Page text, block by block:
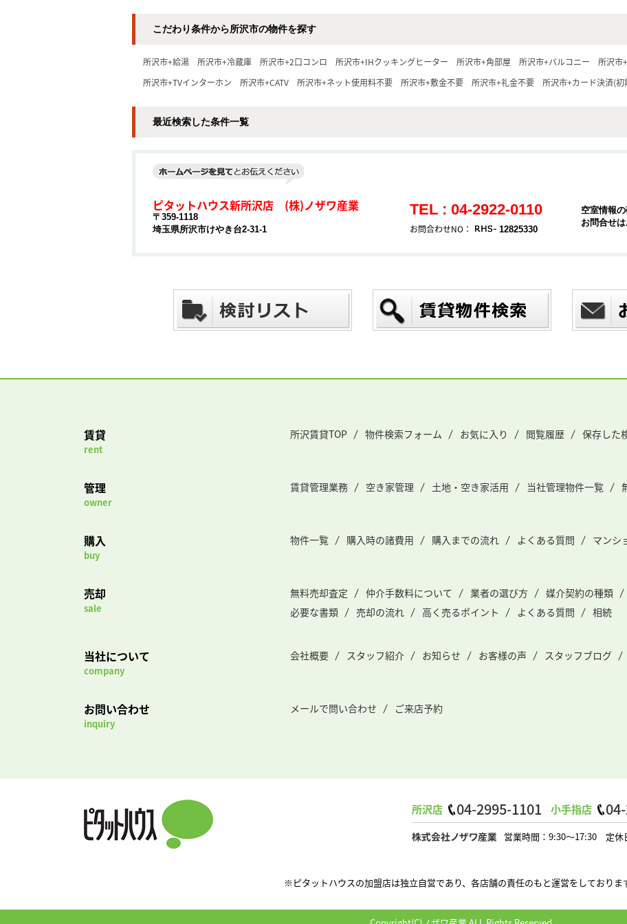
こだわり条件から所沢市の物件を探す
所沢市+給湯 所沢市+冷蔵庫 所沢市+2口コンロ 所沢市+IHクッキングヒーター 所沢市+角部屋 所沢市+バルコニー 所沢市
所沢市+TVインターホン
所沢市+CATV 所沢市+ネット使用料不要 所沢市+敷金不要 所沢市+礼金不要 所沢市+カード決済(初
最近検索した条件一覧
ピタットハウス新所沢店 (株)ノザワ産業
〒359-1118
埼玉県所沢市けやき台2-31-1
TEL : 04-2922-0110
お問合わせNO： 12825330
空室情報
お問合せ
賃貸
rent
所沢賃貸TOP 物件検索フォーム お気に入り 閲覧履歴 保存した
管理
owner
賃貸管理業務 空き家管理 土地・空き家活用 当社管理物件一覧
購入
buy
物件一覧 購入時の諸費用 購入までの流れ よくある質問 マンシ
売却
sale
無料売却査定 仲介手数料について 業者の選び方 媒介契約の種類
必要な書類
売却の流れ 高く売るポイント よくある質問 相続
当社について
company
会社概要 スタッフ紹介 お知らせ お客様の声 スタッフブログ
お問い合わせ
inquiry
メールで問い合わせ ご来店予約
所沢店 04-2995-1101 小手指店
営業時間：9:30～17:30 定休
※ピタットハウスの加盟店は独立自営であり、各店舗の責任のもと運営をしておりま